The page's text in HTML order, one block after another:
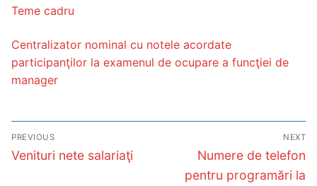
Teme cadru
Centralizator nominal cu notele acordate
participanţilor la examenul de ocupare a funcţiei de
manager
Post
navigation
PREVIOUS
Previous
Venituri nete salariaţi
NEXT
Next
post:
Numere de telefon
pentru programări la